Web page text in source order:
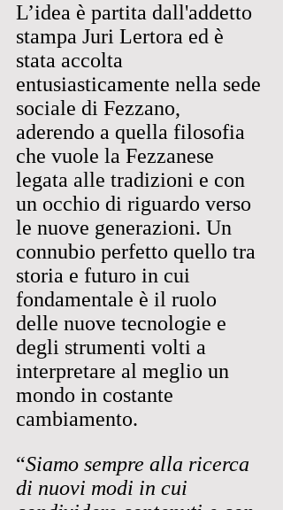
L’idea è partita dall'addetto
stampa Juri Lertora ed è
stata accolta
entusiasticamente nella sede
sociale di Fezzano,
aderendo a quella filosofia
che vuole la Fezzanese
legata alle tradizioni e con
un occhio di riguardo verso
le nuove generazioni. Un
connubio perfetto quello tra
storia e futuro in cui
fondamentale è il ruolo
delle nuove tecnologie e
degli strumenti volti a
interpretare al meglio un
mondo in costante
cambiamento.
“Siamo sempre alla ricerca
di nuovi modi in cui